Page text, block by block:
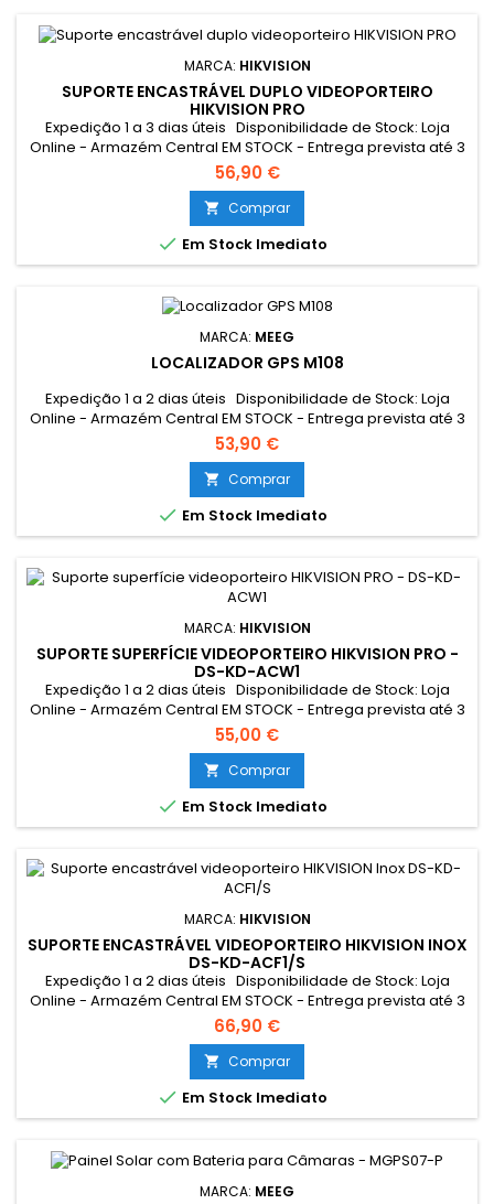
MARCA: HIKVISION
SUPORTE ENCASTRÁVEL DUPLO VIDEOPORTEIRO
HIKVISION PRO
Expedição 1 a 3 dias úteis Disponibilidade de Stock: Loja
Online - Armazém Central EM STOCK - Entrega prevista até 3
dias úteis Loja Braga - Rua António Fernandes Ferreira
Gomes SEM STOCK - Por encomenda - chegada até 2 dias
úteis
56,90 €
 Comprar
 Em Stock Imediato
MARCA: MEEG
LOCALIZADOR GPS M108
Expedição 1 a 2 dias úteis Disponibilidade de Stock: Loja
Online - Armazém Central EM STOCK - Entrega prevista até 3
dias úteis Loja Braga - Rua António Fernandes Ferreira
Gomes EM STOCK Resumo: Mini localizador GPS para
utilizar em bicicletas e motociclos, com luz de presença.
53,90 €
 Comprar
 Em Stock Imediato
MARCA: HIKVISION
SUPORTE SUPERFÍCIE VIDEOPORTEIRO HIKVISION PRO -
DS-KD-ACW1
Expedição 1 a 2 dias úteis Disponibilidade de Stock: Loja
Online - Armazém Central EM STOCK - Entrega prevista até 3
dias úteis Loja Braga - Rua António Fernandes Ferreira
Gomes EM STOCK
55,00 €
 Comprar
 Em Stock Imediato
MARCA: HIKVISION
SUPORTE ENCASTRÁVEL VIDEOPORTEIRO HIKVISION INOX
DS-KD-ACF1/S
Expedição 1 a 2 dias úteis Disponibilidade de Stock: Loja
Online - Armazém Central EM STOCK - Entrega prevista até 3
dias úteis Loja Braga - Rua António Fernandes Ferreira
Gomes EM STOCK
66,90 €
 Comprar
 Em Stock Imediato
MARCA: MEEG